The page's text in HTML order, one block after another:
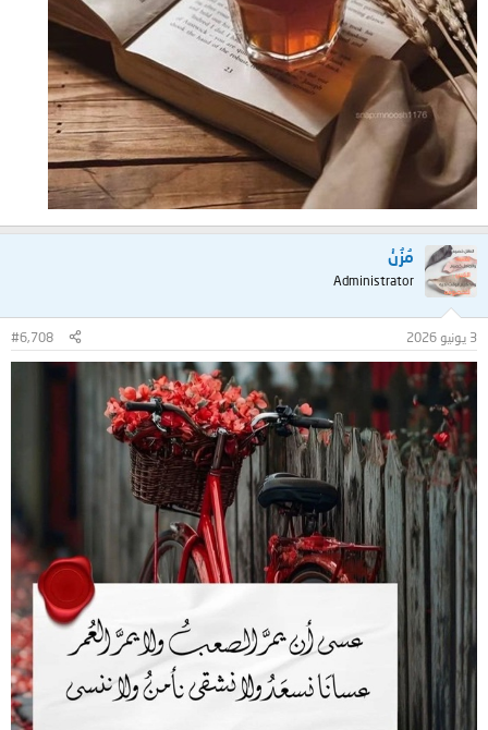
مُزُنْ
Administrator
3 يونيو 2026 #6,708